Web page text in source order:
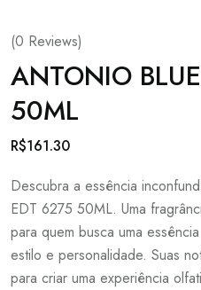
(0 Reviews)
ANTONIO
50ML
R$161.30
Descubra a essência
EDT 6275 50ML. Uma
para quem busca uma
estilo e personalidade. Suas
para criar uma experiência